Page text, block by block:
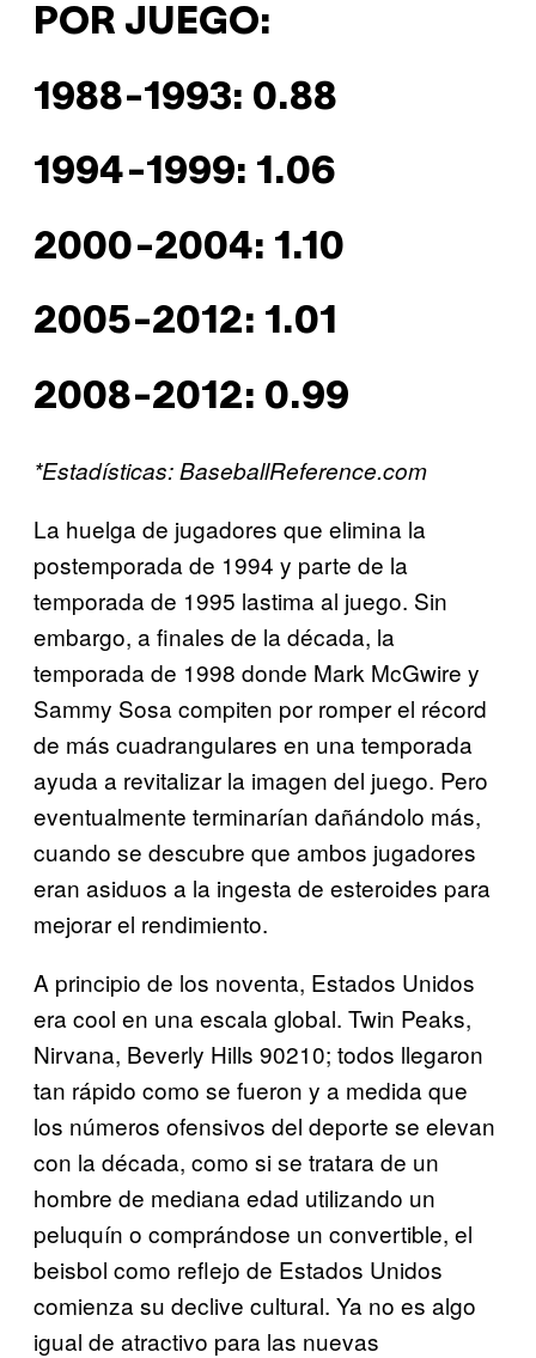
POR JUEGO:
1988-1993: 0.88
1994-1999: 1.06
2000-2004: 1.10
2005-2012: 1.01
2008-2012: 0.99
*Estadísticas: BaseballReference.com
La huelga de jugadores que elimina la
postemporada de 1994 y parte de la
temporada de 1995 lastima al juego. Sin
embargo, a finales de la década, la
temporada de 1998 donde Mark McGwire y
Sammy Sosa compiten por romper el récord
de más cuadrangulares en una temporada
ayuda a revitalizar la imagen del juego. Pero
eventualmente terminarían dañándolo más,
cuando se descubre que ambos jugadores
eran asiduos a la ingesta de esteroides para
mejorar el rendimiento.
A principio de los noventa, Estados Unidos
era cool en una escala global. Twin Peaks,
Nirvana, Beverly Hills 90210; todos llegaron
tan rápido como se fueron y a medida que
los números ofensivos del deporte se elevan
con la década, como si se tratara de un
hombre de mediana edad utilizando un
peluquín o comprándose un convertible, el
beisbol como reflejo de Estados Unidos
comienza su declive cultural. Ya no es algo
igual de atractivo para las nuevas